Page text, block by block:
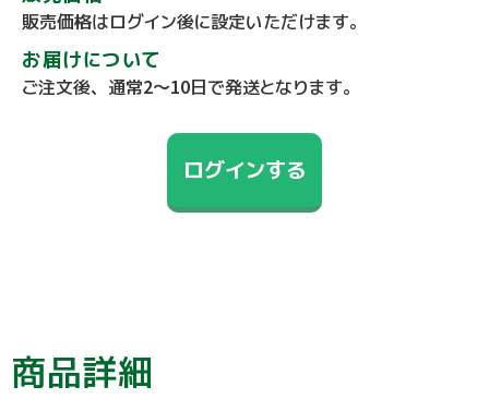
販売価格はログイン後に設定いただけます。
お届けについて
ご注文後、通常2～10日で発送となります。
ログインする
商品詳細